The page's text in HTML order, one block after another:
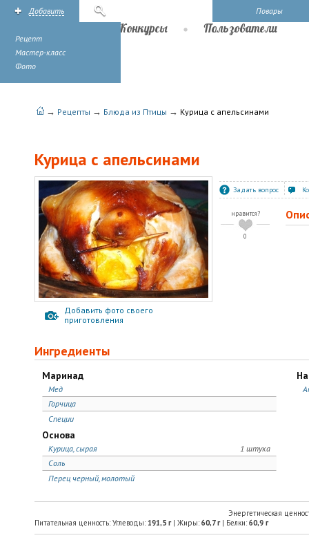
Повары
Добавить
Рецепт
Мастер-класс
Фото
Конкурсы Пользователи
→ Рецепты → Блюда из Птицы → Курица с апельсинами
Курица с апельсинами
Добавить фото своего
приготовления
Задать вопрос
нравится?
0
Ингредиенты
Маринад
Мед
Горчица
Специи
Основа
1 штука
Курица, сырая
Соль
Перец черный, молотый
Энергетическая
Питательная ценность: Углеводы: 191,5 г| Жиры: 60,7г| Белки: 60,9 г